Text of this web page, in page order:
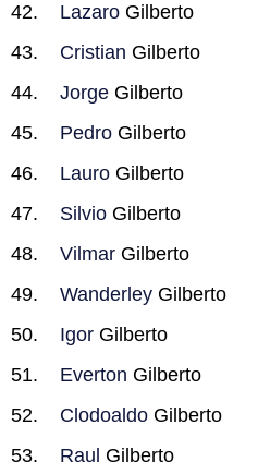
Lazaro Gilberto
Cristian Gilberto
Jorge Gilberto
Pedro Gilberto
Lauro Gilberto
Silvio Gilberto
Vilmar Gilberto
Wanderley Gilberto
Igor Gilberto
Everton Gilberto
Clodoaldo Gilberto
Raul Gilberto